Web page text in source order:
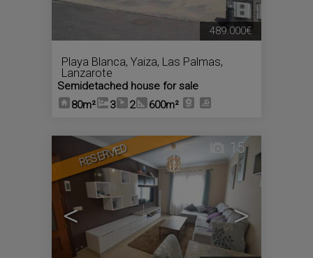
Playa Blanca, Yaiza, Las Palmas,
Lanzarote
Semidetached house for sale
80m²
3 2 600m²
489.000€
RESERVED
< >
15